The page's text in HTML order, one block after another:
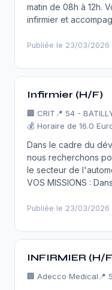
matin de 08h à 12h.
infirmier et
Publiée le 23/03/2026
Infirmier (H/F)
🏢 CRIT 📍 54 -
💰 Horaire de 16.0
Dans le cadre du
nous recherchons
le secteur de
VOS MISSIONS :
Publiée le 23/03/2026
INFIRMIER (H/
🏢 Adecco Medical 📍